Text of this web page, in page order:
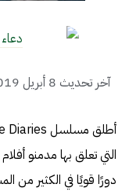
آخر تحديث 8 أبريل 2019
التي تعلق بها مدمنو
دورًا قويًا في الكثير